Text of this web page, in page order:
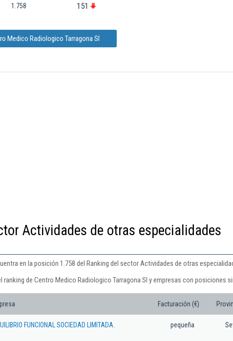
1.758 151
Medico Radiologico Tarragona Sl
Actividades de otras especialidades
en la posición 1.758 del Ranking del sector Actividades de otras
de Centro Medico Radiologico Tarragona Sl y empresas con posiciones
Facturación (€)
FUNCIONAL SOCIEDAD LIMITADA. pequeña